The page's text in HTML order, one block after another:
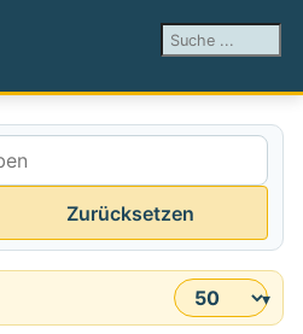
Suchen ...
Zurücksetzen